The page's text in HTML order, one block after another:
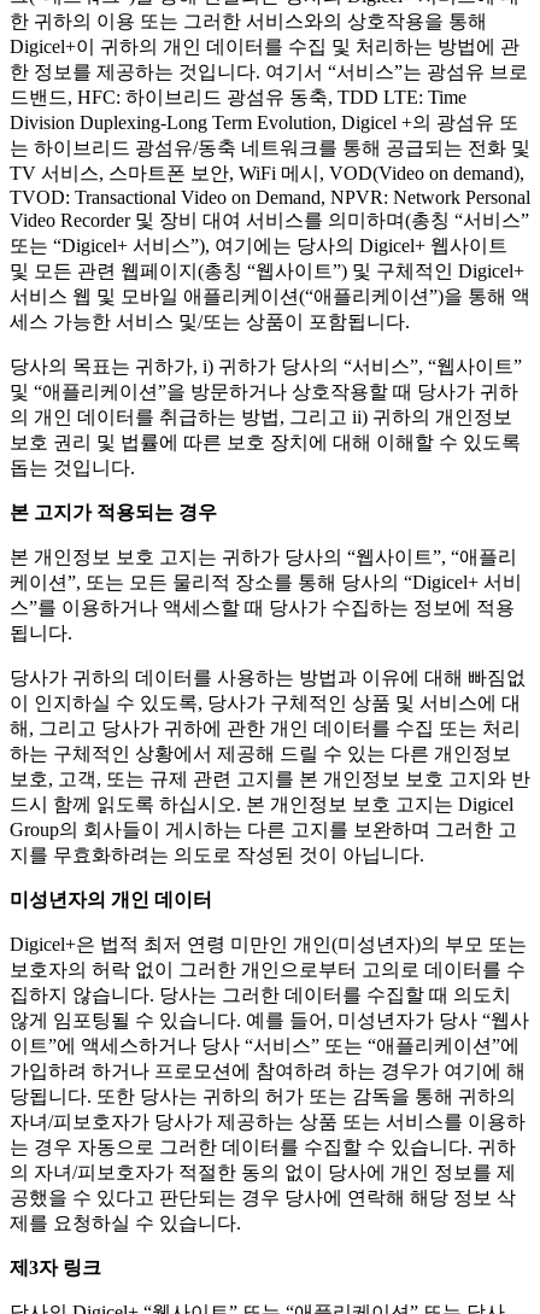
한 귀하의 이용 또는 그러한 서비스와의 상호작용을 통해
Digicel+이 귀하의 개인 데이터를 수집 및 처리하는 방법에 관
한 정보를 제공하는 것입니다. 여기서 “서비스”는 광섬유 브로
드밴드, HFC: 하이브리드 광섬유 동축, TDD LTE: Time
Division Duplexing-Long Term Evolution, Digicel +의 광섬유 또
는 하이브리드 광섬유/동축 네트워크를 통해 공급되는 전화 및
TV 서비스, 스마트폰 보안, WiFi 메시, VOD(Video on demand),
TVOD: Transactional Video on Demand, NPVR: Network Personal
Video Recorder 및 장비 대여 서비스를 의미하며(총칭 “서비스”
또는 “Digicel+ 서비스”), 여기에는 당사의 Digicel+ 웹사이트
및 모든 관련 웹페이지(총칭 “웹사이트”) 및 구체적인 Digicel+
서비스 웹 및 모바일 애플리케이션(“애플리케이션”)을 통해 액
세스 가능한 서비스 및/또는 상품이 포함됩니다.
당사의 목표는 귀하가, i) 귀하가 당사의 “서비스”, “웹사이트”
및 “애플리케이션”을 방문하거나 상호작용할 때 당사가 귀하
의 개인 데이터를 취급하는 방법, 그리고 ii) 귀하의 개인정보
보호 권리 및 법률에 따른 보호 장치에 대해 이해할 수 있도록
돕는 것입니다.
본 고지가 적용되는 경우
본 개인정보 보호 고지는 귀하가 당사의 “웹사이트”, “애플리
케이션”, 또는 모든 물리적 장소를 통해 당사의 “Digicel+ 서비
스”를 이용하거나 액세스할 때 당사가 수집하는 정보에 적용
됩니다.
당사가 귀하의 데이터를 사용하는 방법과 이유에 대해 빠짐없
이 인지하실 수 있도록, 당사가 구체적인 상품 및 서비스에 대
해, 그리고 당사가 귀하에 관한 개인 데이터를 수집 또는 처리
하는 구체적인 상황에서 제공해 드릴 수 있는 다른 개인정보
보호, 고객, 또는 규제 관련 고지를 본 개인정보 보호 고지와 반
드시 함께 읽도록 하십시오. 본 개인정보 보호 고지는 Digicel
Group의 회사들이 게시하는 다른 고지를 보완하며 그러한 고
지를 무효화하려는 의도로 작성된 것이 아닙니다.
미성년자의 개인 데이터
Digicel+은 법적 최저 연령 미만인 개인(미성년자)의 부모 또는
보호자의 허락 없이 그러한 개인으로부터 고의로 데이터를 수
집하지 않습니다. 당사는 그러한 데이터를 수집할 때 의도치
않게 임포팅될 수 있습니다. 예를 들어, 미성년자가 당사 “웹사
이트”에 액세스하거나 당사 “서비스” 또는 “애플리케이션”에
가입하려 하거나 프로모션에 참여하려 하는 경우가 여기에 해
당됩니다. 또한 당사는 귀하의 허가 또는 감독을 통해 귀하의
자녀/피보호자가 당사가 제공하는 상품 또는 서비스를 이용하
는 경우 자동으로 그러한 데이터를 수집할 수 있습니다. 귀하
의 자녀/피보호자가 적절한 동의 없이 당사에 개인 정보를 제
공했을 수 있다고 판단되는 경우 당사에 연락해 해당 정보 삭
제를 요청하실 수 있습니다.
제3자 링크